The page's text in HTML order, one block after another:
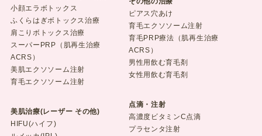
小顔エラボトックス
ふくらはぎボトックス治療
肩こりボトックス治療
スーパーPRP（肌再生治療
ACRS）
美肌エクソソーム注射
育毛エクソソーム注射
美肌治療(レーザー その他)
HIFU(ハイフ)
ピアス穴あけ
育毛エクソソーム注射
育毛PRP療法（肌再生治療
ACRS）
男性用飲む育毛剤
女性用飲む育毛剤
点滴・注射
高濃度ビタミンC点滴
プラセンタ注射